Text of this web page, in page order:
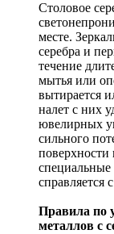
Столовое
месте.
серебра и
течение
мытья или
вытирается
налет с них
ювелирных
сильного
поверхности
специальные
справляется
Правила по
металлов с